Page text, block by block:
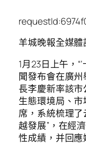
羊城晚報全媒
1月23日上午，
聞發布會在廣
長李慶新率該市
生態環境局、
席，系統梳理
越發展”，在經
性成績，并回應